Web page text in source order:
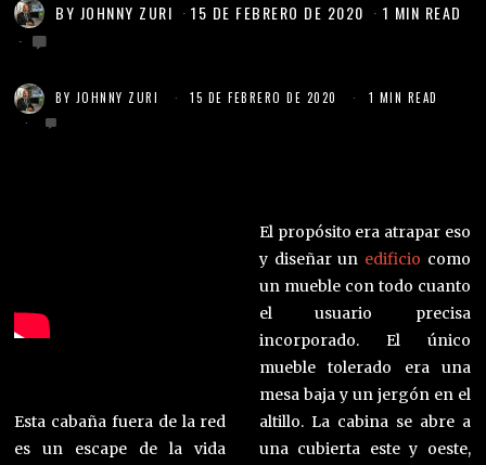
BY JOHNNY ZURI 15 DE FEBRERO DE 2020 1 MIN READ
BY JOHNNY ZURI 15 DE FEBRERO DE 2020 1 MIN READ
Esta cabaña fuera de la red
es un escape de la vida
El propósito era atrapar eso
y diseñar un edificio como
un mueble con todo cuanto
el usuario precisa
incorporado. El único
mueble tolerado era una
mesa baja y un jergón en el
altillo. La cabina se abre a
una cubierta este y oeste,